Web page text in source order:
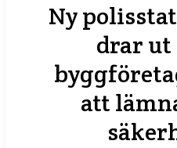
Ny
drar ut
att